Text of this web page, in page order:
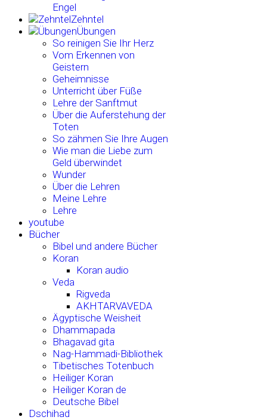
Engel
Zehntel
Übungen
So reinigen Sie Ihr Herz
Vom Erkennen von
Geistern
Geheimnisse
Unterricht über Füße
Lehre der Sanftmut
Über die Auferstehung der
Toten
So zähmen Sie Ihre Augen
Wie man die Liebe zum
Geld überwindet
Wunder
Über die Lehren
Meine Lehre
Lehre
youtube
Bücher
Bibel und andere Bücher
Koran
Koran audio
Veda
Rigveda
AKHTARVAVEDA
Ägyptische Weisheit
Dhammapada
Bhagavad gita
Nag-Hammadi-Bibliothek
Tibetisches Totenbuch
Heiliger Koran
Heiliger Koran de
Deutsche Bibel
Dschihad